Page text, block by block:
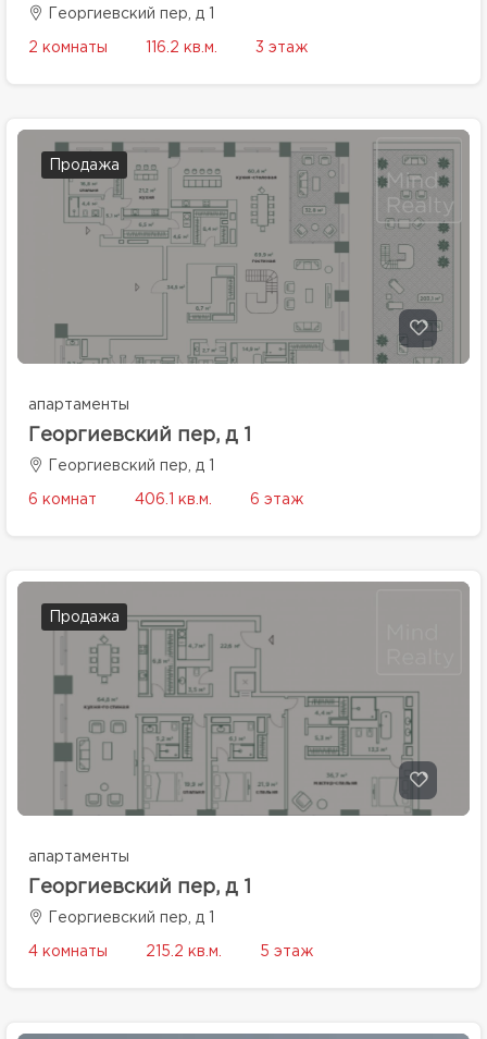
Георгиевский пер, д 1
2 комнаты 116.2 кв.м. 3 этаж
Продажа
апартаменты
Георгиевский пер, д 1
Георгиевский пер, д 1
6 комнат 406.1 кв.м. 6 этаж
Продажа
апартаменты
Георгиевский пер, д 1
Георгиевский пер, д 1
4 комнаты 215.2 кв.м. 5 этаж